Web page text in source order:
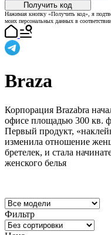
Получить код
Нажимая кнопку «Получить код», я
моих персональных данных в
Braza
Корпорация Brazabra
офисе площадью 300 кв.
Первый продукт,
изменила отношение
бретелек, и стала
женского белья
Фильтр